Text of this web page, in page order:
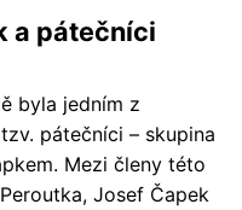
a pátečníci
byla jedním z
pátečníci – skupina
Mezi členy této
Josef Čapek